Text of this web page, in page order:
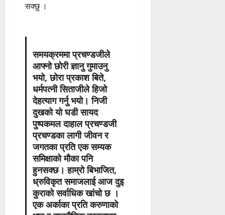
सक्छु ।
समयक्रममा प्रचण्डजीले
आफ्नो छोरी ज्ञानु गुमाउनु
भयो, छोरा प्रकाश बिते,
धर्मपत्नी सिताजीले हिजो
देहत्याग गर्नु भयो। निजी
दुखको यो घडी सायद
पुष्पकमल दाहाल प्रचण्डजी
प्रचण्डका लागी जीवन र
जगतका प्रति एक सम्यक
समिक्षाको मौका पनि
हुनसक्छ। हाम्रो बिभाजित,
ध्रुविकृत समाजलाई आज दुइ
कुराको सर्वाधिक खांचो छ ।
एक अर्काका प्रति करुणाको